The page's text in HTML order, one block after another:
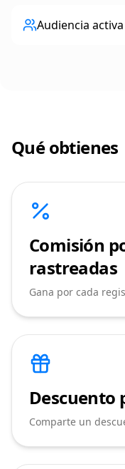
Audiencia
Qué obtienes
Comisión
rastreadas
Gana por cada
Descuento
Comparte un